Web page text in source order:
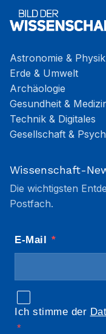
Astronomie & Physik
Erde & Umwelt
Archäologie
Gesundheit &
Technik & Digitales
Gesellschaft &
Wissenschaft-
Die wichtigsten
Postfach.